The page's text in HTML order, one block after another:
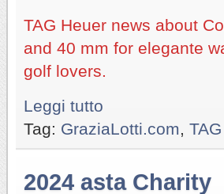
TAG Heuer news about
and 40 mm for elegante
golf lovers.
Leggi tutto
Tag: GraziaLotti.com
2024 asta Charity